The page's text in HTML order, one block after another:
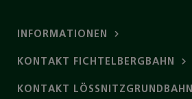
INFORMATIONEN
KONTAKT FICHTELBERGBAHN
KONTAKT LÖSSNITZGRUNDBAHN